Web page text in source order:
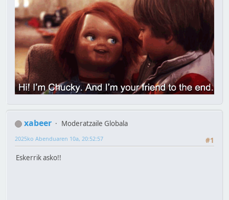
xabeer
Moderatzaile Globala
#1
2025ko Abenduaren 10a, 20:52:57
Eskerrik asko!!